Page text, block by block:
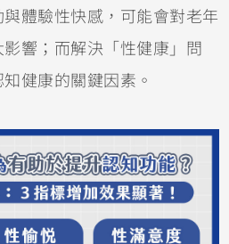
體驗性快感，可能會對老年
響；而解決「性健康」問
健康的關鍵因素。